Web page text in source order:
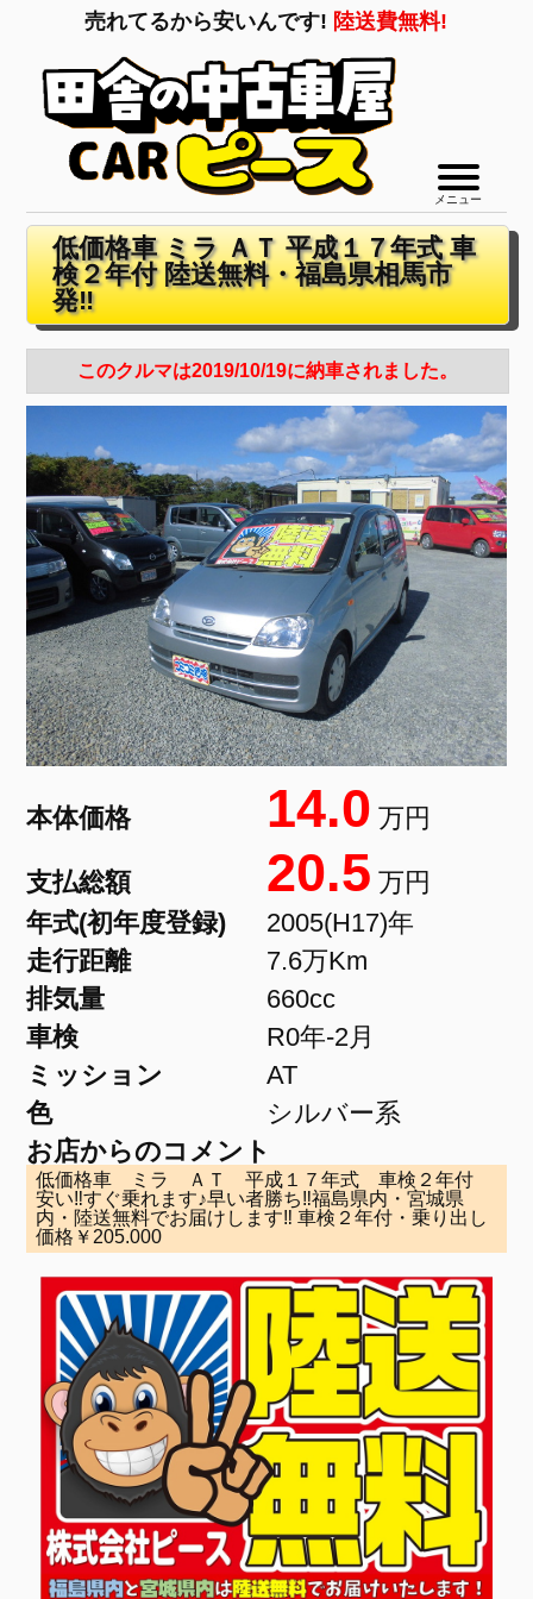
売れてるから安いんです! 陸送費無料!
メニュー
低価格車 ミラ ＡＴ 平成１７年式 車
検２年付 陸送無料・福島県相馬市
発‼
このクルマは2019/10/19に納車されました。
本体価格 14.0 万円
支払総額 20.5 万円
年式(初年度登録)
2005(H17)年
走行距離
7.6万Km
排気量
660cc
車検
R0年-2月
ミッション
AT
色
シルバー系
お店からのコメント
低価格車 ミラ ＡＴ 平成１７年式 車検２年付
安い‼すぐ乗れます♪早い者勝ち‼福島県内・宮城県
内・陸送無料でお届けします‼ 車検２年付・乗り出し
価格￥205.000